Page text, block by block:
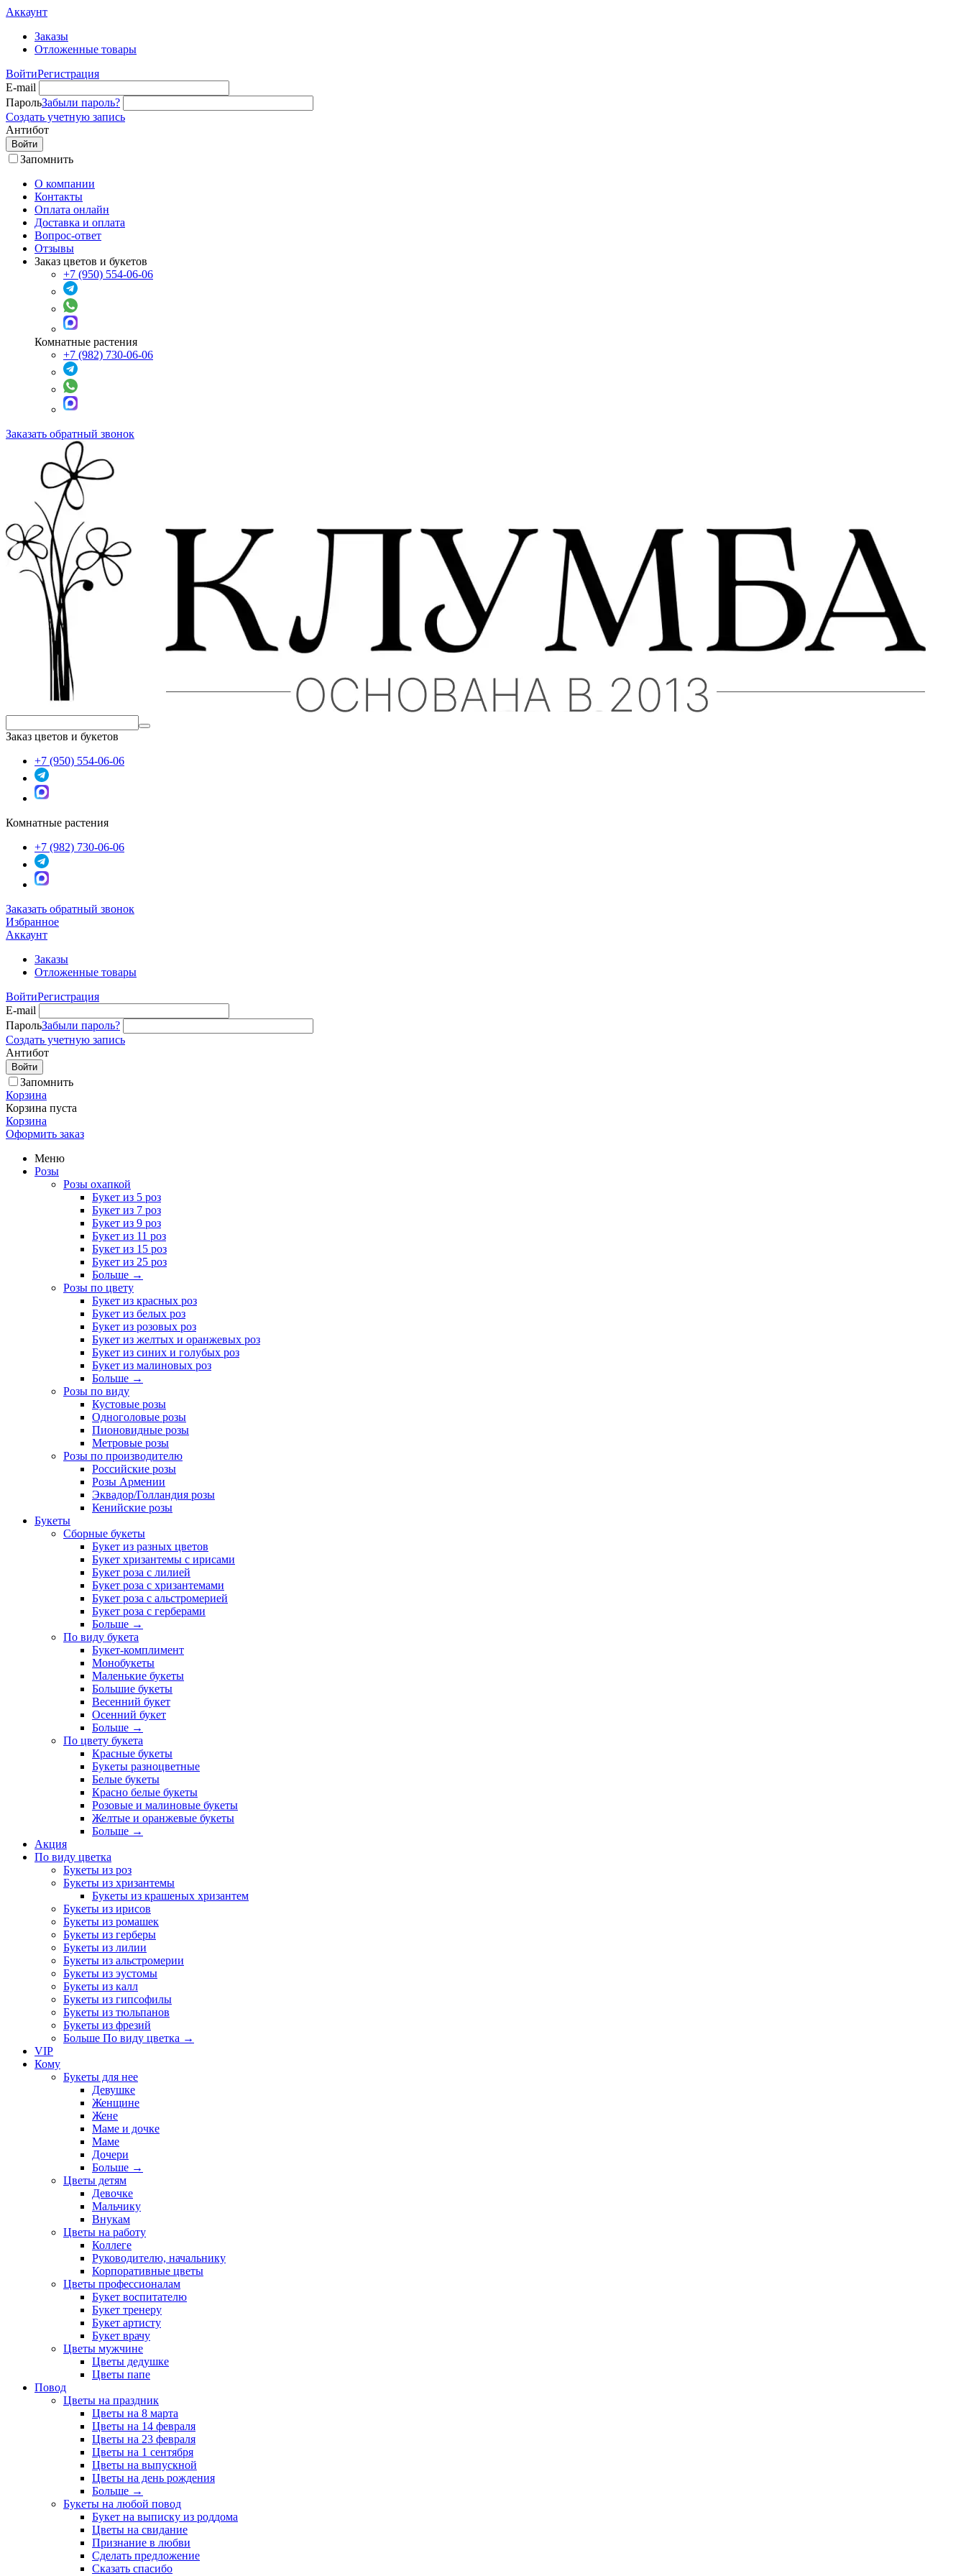
Аккаунт
Заказы
Отложенные товары
ВойтиРегистрация
E-mail
ПарольЗабыли пароль?
Создать учетную запись
Антибот
Войти
Запомнить
О компании
Контакты
Оплата онлайн
Доставка и оплата
Вопрос-ответ
Отзывы
Заказ цветов и букетов
+7 (950) 554-06-06
Комнатные растения
+7 (982) 730-06-06
Заказать обратный звонок
Заказ цветов и букетов
+7 (950) 554-06-06
Комнатные растения
+7 (982) 730-06-06
Заказать обратный звонок
Избранное
Аккаунт
Заказы
Отложенные товары
ВойтиРегистрация
E-mail
ПарольЗабыли пароль?
Создать учетную запись
Антибот
Войти
Запомнить
Корзина
Корзина пуста
Корзина
Оформить заказ
Меню
Розы
Розы охапкой
Букет из 5 роз
Букет из 7 роз
Букет из 9 роз
Букет из 11 роз
Букет из 15 роз
Букет из 25 роз
Больше →
Розы по цвету
Букет из красных роз
Букет из белых роз
Букет из розовых роз
Букет из желтых и оранжевых роз
Букет из синих и голубых роз
Букет из малиновых роз
Больше →
Розы по виду
Кустовые розы
Одноголовые розы
Пионовидные розы
Метровые розы
Розы по производителю
Российские розы
Розы Армении
Эквадор/Голландия розы
Кенийские розы
Букеты
Сборные букеты
Букет из разных цветов
Букет хризантемы с ирисами
Букет роза с лилией
Букет роза с хризантемами
Букет роза с альстромерией
Букет роза с герберами
Больше →
По виду букета
Букет-комплимент
Монобукеты
Маленькие букеты
Большие букеты
Весенний букет
Осенний букет
Больше →
По цвету букета
Красные букеты
Букеты разноцветные
Белые букеты
Красно белые букеты
Розовые и малиновые букеты
Желтые и оранжевые букеты
Больше →
Акция
По виду цветка
Букеты из роз
Букеты из хризантемы
Букеты из крашеных хризантем
Букеты из ирисов
Букеты из ромашек
Букеты из герберы
Букеты из лилии
Букеты из альстромерии
Букеты из эустомы
Букеты из калл
Букеты из гипсофилы
Букеты из тюльпанов
Букеты из фрезий
Больше По виду цветка →
VIP
Кому
Букеты для нее
Девушке
Женщине
Жене
Маме и дочке
Маме
Дочери
Больше →
Цветы детям
Девочке
Мальчику
Внукам
Цветы на работу
Коллеге
Руководителю, начальнику
Корпоративные цветы
Цветы профессионалам
Букет воспитателю
Букет тренеру
Букет артисту
Букет врачу
Цветы мужчине
Цветы дедушке
Цветы папе
Повод
Цветы на праздник
Цветы на 8 марта
Цветы на 14 февраля
Цветы на 23 февраля
Цветы на 1 сентября
Цветы на выпускной
Цветы на день рождения
Больше →
Букеты на любой повод
Букет на выписку из роддома
Цветы на свидание
Признание в любви
Сделать предложение
Сказать спасибо